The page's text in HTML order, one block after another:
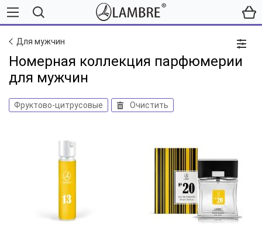
Для мужчин
Номерная коллекция парфюмерии
для мужчин
Фруктово-цитрусовые Очистить